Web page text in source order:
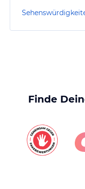
Finde